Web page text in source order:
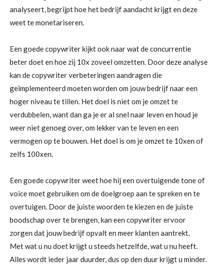
analyseert, begrijpt hoe het bedrijf aandacht krijgt en deze
weet te monetariseren.
Een goede copywriter kijkt ook naar wat de concurrentie
beter doet en hoe zij 10x zoveel omzetten. Door deze analyse
kan de copywriter verbeteringen aandragen die
geïmplementeerd moeten worden om jouw bedrijf naar een
hoger niveau te tillen. Het doel is niet om je omzet te
verdubbelen, want dan ga je er al snel naar leven en houd je
weer niet genoeg over, om lekker van te leven en een
vermogen op te bouwen. Het doel is om je omzet te 10xen of
zelfs 100xen.
Een goede copywriter weet hoe hij een overtuigende tone of
voice moet gebruiken om de doelgroep aan te spreken en te
overtuigen. Door de juiste woorden te kiezen en de juiste
boodschap over te brengen, kan een copywriter ervoor
zorgen dat jouw bedrijf opvalt en meer klanten aantrekt.
Met wat u nu doet krijgt u steeds hetzelfde, wat u nu heeft.
Alles wordt ieder jaar duurder, dus op den duur krijgt u minder.